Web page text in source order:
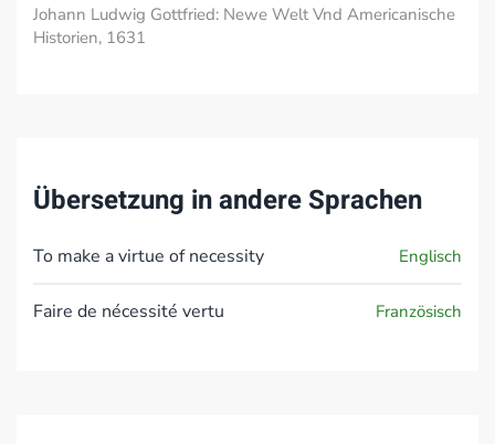
Johann Ludwig Gottfried: Newe Welt Vnd Americanische
Historien, 1631
Übersetzung in andere Sprachen
To make a virtue of necessity Englisch
Faire de nécessité vertu Französisch